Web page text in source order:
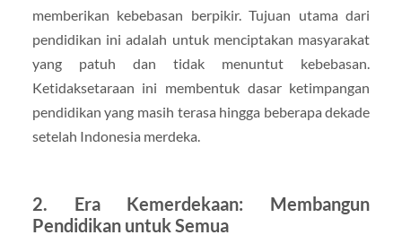
memberikan kebebasan berpikir. Tujuan utama dari
pendidikan ini adalah untuk menciptakan masyarakat
yang patuh dan tidak menuntut kebebasan.
Ketidaksetaraan ini membentuk dasar ketimpangan
pendidikan yang masih terasa hingga beberapa dekade
setelah Indonesia merdeka.
2. Era Kemerdekaan: Membangun
Pendidikan untuk Semua